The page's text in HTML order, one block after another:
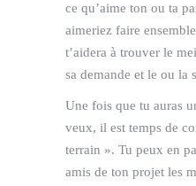
ce qu’aime ton ou ta
aimeriez faire
t’aidera à trouver le
sa demande et le ou la
Une fois que tu auras
veux, il est temps de
terrain ». Tu peux en
amis de ton projet les